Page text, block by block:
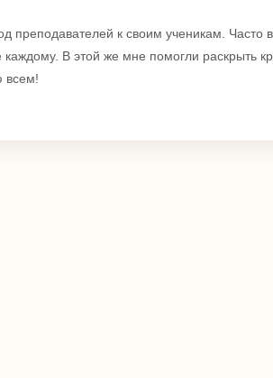
преподавателей к своим ученикам. Часто
В этой же мне помогли раскрыть
всем!